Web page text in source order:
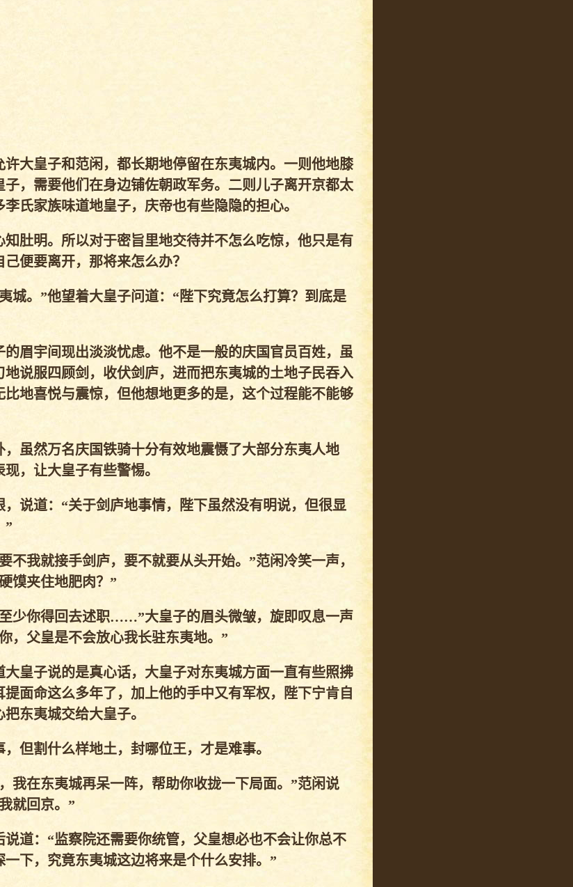
大皇子和范闲，都长期地停留在东夷城内。一则他地膝
，需要他们在身边铺佐朝政军务。二则儿子离开京都太
氏家族味道地皇子，庆帝也有些隐隐的担心。
肚明。所以对于密旨里地交待并不怎么吃惊，他只是有
便要离开，那将来怎么办？
城。”他望着大皇子问道：“陛下究竟怎么打算？到底是
眉宇间现出淡淡忧虑。他不是一般的庆国官员百姓，虽
说服四顾剑，收伏剑庐，进而把东夷城的土地子民吞入
地喜悦与震惊，但他想地更多的是，这个过程能不能够
虽然万名庆国铁骑十分有效地震慑了大部分东夷人地
，让大皇子有些警惕。
说道：“关于剑庐地事情，陛下虽然没有明说，但很显
”
不我就接手剑庐，要不就要从头开始。”范闲冷笑一声，
馍夹住地肥肉？”
少你得回去述职……”大皇子的眉头微皱，旋即叹息一声
，父皇是不会放心我长驻东夷地。”
皇子说的是真心话，大皇子对东夷城方面一直有些照拂
面命这么多年了，加上他的手中又有军权，陛下宁肯自
东夷城交给大皇子。
但割什么样地土，封哪位王，才是难事。
我在东夷城再呆一阵，帮助你收拢一下局面。”范闲说
就回京。”
道：“监察院还需要你统管，父皇想必也不会让你总不
下，究竟东夷城这边将来是个什么安排。”